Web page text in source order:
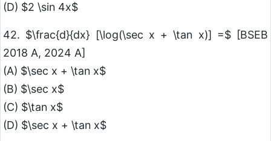
(D) $2 \sin 4x$
42. $\frac{d}{dx} [\log(\sec x + \tan x)] =$ [BSEB
2018 A, 2024 A]
(A) $\sec x + \tan x$
(B) $\sec x$
(C) $\tan x$
(D) $\sec x + \tan x$